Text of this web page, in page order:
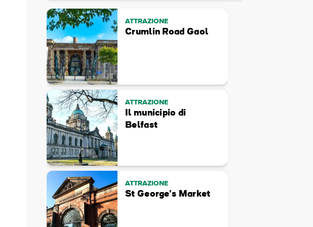
ATTRAZIONE
Crumlin Road Gaol
ATTRAZIONE
Il municipio di
Belfast
ATTRAZIONE
St George's Market